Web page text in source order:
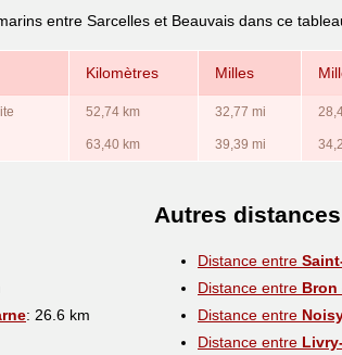
entre Sarcelles et Beauvais dans ce
Kilomètres Milles
52,74 km 32,77 mi
63,40 km 39,39 mi
: 26.6 km
Autres
Distance entre
Distance entre Bron
Distance entre
Distance entre